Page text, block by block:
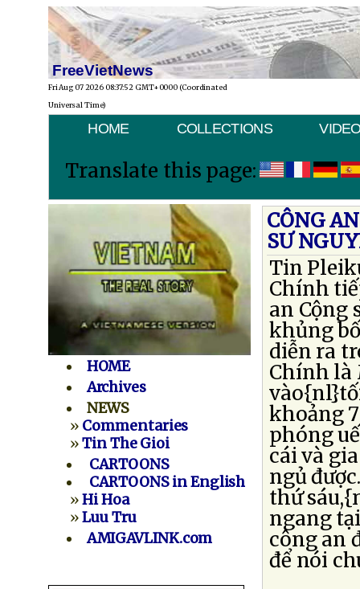
FreeVietNews
Fri Aug 07 2026 08:37:52 GMT+0000 (Coordinated
Universal Time)
HOME COLLECTIONS
Translate this page:
HOME
Archives
NEWS
» Commentaries
»Tin The Gioi
CARTOONS
CARTOONS in English
»Hi Hoa
»Luu Tru
AMIGAVLINK.com
CÔNG
SƯ
Tin
Chính
an Cộng
khủng
diễn ra
Chính là
khoảng
phóng
cái và
ngủ
thứ
ngang
công an
để nói